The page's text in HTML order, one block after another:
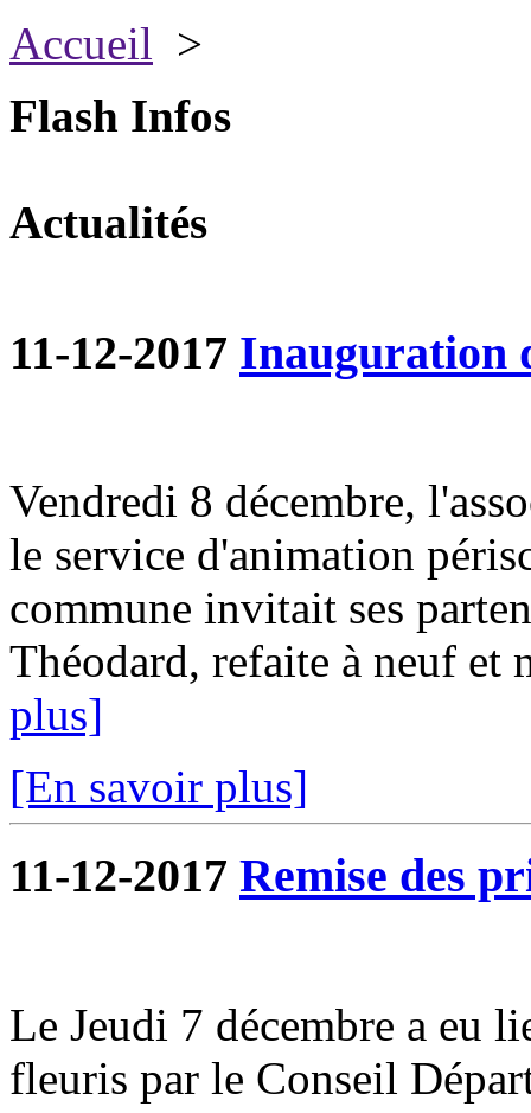
Accueil >
Flash Infos
Actualités
11-12-2017 Inauguration
Vendredi 8 décembre,
le service d'animation
commune invitait ses
Théodard, refaite à neuf et
plus]
[En savoir plus]
11-12-2017 Remise des
Le Jeudi 7 décembre a eu
fleuris par le Conseil